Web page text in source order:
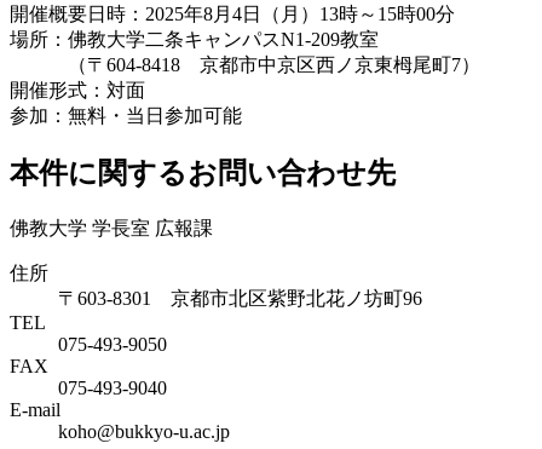
開催概要日時：2025年8月4日（月）13時～15時00分
場所：佛教大学二条キャンパスN1-209教室
（〒604-8418 京都市中京区西ノ京東栂尾町7）
開催形式：対面
参加：無料・当日参加可能
本件に関するお問い合わせ先
佛教大学 学長室 広報課
住所
〒603-8301 京都市北区紫野北花ノ坊町96
TEL
075-493-9050
FAX
075-493-9040
E-mail
koho@bukkyo-u.ac.jp